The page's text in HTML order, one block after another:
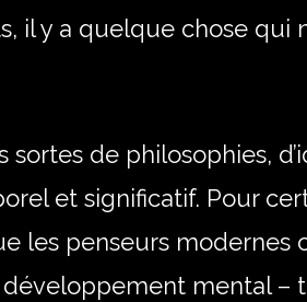
il y a quelque chose qui
de philosophies,
et significatif. Pour
les penseurs
mental –